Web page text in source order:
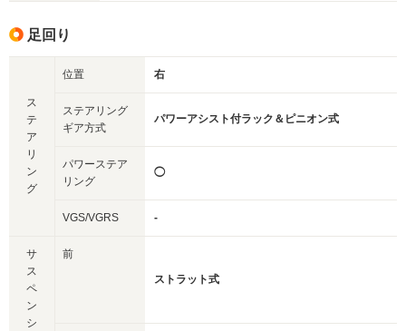
足回り
ス
テ
ア
リ
ン
グ
位置 右
ステアリング
ギア方式
パワーアシスト付ラック＆ピニオン式
パワーステア
リング
◯
VGS/VGRS -
サ
ス
ペ
ン
シ
前
ストラット式